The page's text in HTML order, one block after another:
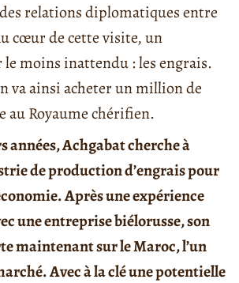
relations diplomatiques entre
cœur de cette visite, un
moins inattendu : les engrais.
va ainsi acheter un million de
au Royaume chérifien.
années, Achgabat cherche à
de production d’engrais pour
Après une expérience
une entreprise biélorusse, son
maintenant sur le Maroc, l’un
Avec à la clé une potentielle